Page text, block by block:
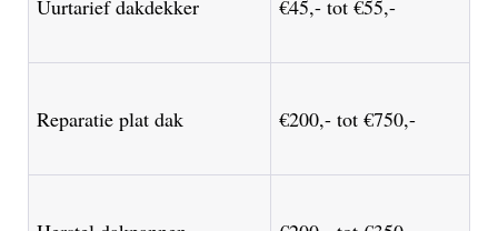
Uurtarief dakdekker €45,- tot €55,-
Reparatie plat dak €200,- tot €750,-